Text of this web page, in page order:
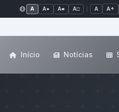
A A● A■ A□ A A+
Início Notícias